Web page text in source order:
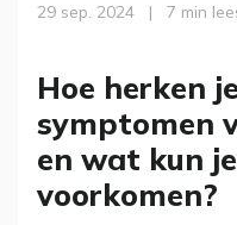
29 sep. 2024 | 7 min
Hoe herken
symptomen
en wat kun
voorkomen?